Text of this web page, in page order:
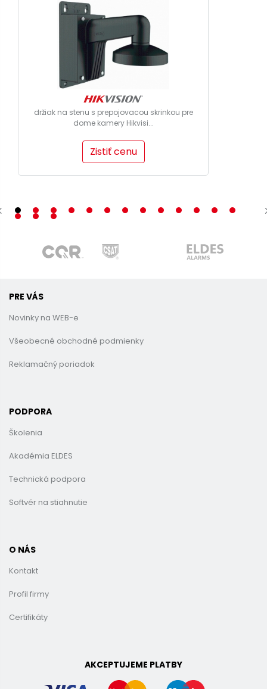
držiak na stenu s prepojovacou skrinkou pre
dome kamery Hikvisi...
Zistiť cenu
PRE VÁS
Novinky na WEB-e
Všeobecné obchodné podmienky
Reklamačný poriadok
PODPORA
Školenia
Akadémia ELDES
Technická podpora
Softvér na stiahnutie
O NÁS
Kontakt
Profil firmy
Certifikáty
AKCEPTUJEME PLATBY